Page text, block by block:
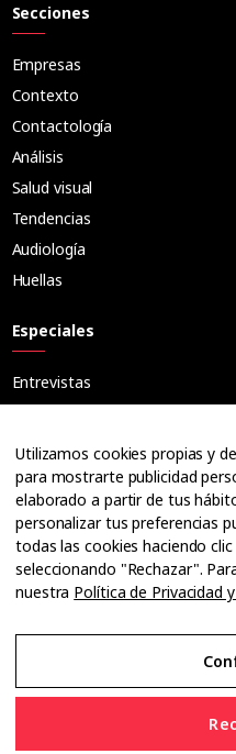
Secciones
Empresas
Contexto
Contactología
Análisis
Salud visual
Tendencias
Audiología
Huellas
Especiales
Entrevistas
Ópticos
Cuadernos
Guías
Dossier
Anuarios
Ofertas de empleo
Utilizamos cookies propias y
para mostrarte publicidad
elaborado a partir de tus
personalizar tus preferencias
todas las cookies haciendo
seleccionando "Rechazar".
nuestra Política de Privacidad